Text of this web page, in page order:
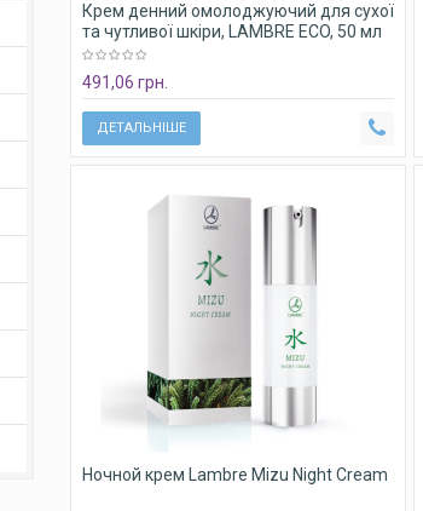
Крем денний омолоджуючий для сухої
та чутливої ​​шкіри, LAMBRE ECO, 50 мл
ECO DAY CREAM DRY
491,06 грн.
ДЕТАЛЬНІШЕ
Ночной крем Lambre Mizu Night Cream